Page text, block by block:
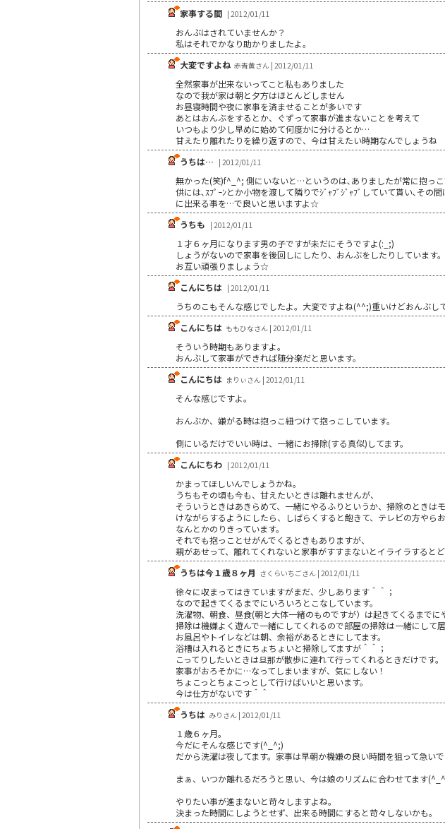
家事する間 | 2012/01/11
おんぶはされていませんか？
私はそれでかなり助かりましたよ。
大変ですよね 赤青黄さん | 2012/01/11
全然家事が出来ないってこと私もありました
なので我が家は朝と夕方はほとんどしません
お昼寝時間や夜に家事を済ませることが多いです
あとはおんぶをするとか、ぐずって家事が進まないことを考えて
いつもより少し早めに始めて何度かに分けるとか…
甘えたり離れたりを繰り返すので、今は甘えたい時期なんでしょうね
うちは… | 2012/01/11
無かった(笑)f^_^; 側にいないと…というのは､ありましたが常に抱っ
供には､ｽﾌﾟｰﾝとか小物を渡して隣りでｼﾞｬﾌﾞｼﾞｬﾌﾞしていて貰い､そ
に出来る事を…で良いと思いますよ☆
うちも | 2012/01/11
１才６ヶ月になります男の子ですが未だにそうですよ(:_;)
しょうがないので家事を後回しにしたり、おんぶをしたりしています。
お互い頑張りましょう☆
こんにちは | 2012/01/11
うちのこもそんな感じでしたよ。大変ですよね(^^;)重いけどおんぶし
こんにちは ももひなさん | 2012/01/11
そういう時期もありますよ。
おんぶして家事ができれば随分楽だと思います。
こんにちは まりぃさん | 2012/01/11
そんな感じですよ。
おんぶか、嫌がる時は抱っこ紐つけて抱っこしています。
側にいるだけでいい時は、一緒にお掃除(する真似)してます。
こんにちわ | 2012/01/11
かまってほしいんでしょうかね。
うちもその頃も今も、甘えたいときは離れませんが、
そういうときはあきらめて、一緒にやるふりというか、掃除のとき
けながらするようにしたら、しばらくすると飽きて、テレビの方や
なんとかのりきっています。
それでも抱っことせがんでくるときもありますが、
親があせって、離れてくれないと家事がすすまないとイライラすると
うちは今１歳８ヶ月 さくらいちごさん | 2012/01/11
徐々に収まってはきていますがまだ、少しあります＾＾；
なので起きてくるまでにいろいろとこなしています。
洗濯物、朝食、昼食(朝と大体一緒のものですが）は起きてくるまでに
掃除は機嫌よく遊んで一緒にしてくれるので部屋の掃除は一緒にして居
お風呂やトイレなどは朝、余裕があるときにしてます。
浴槽は入れるときにちょちょいと掃除してますが＾＾；
こってりしたいときは旦那が散歩に連れて行ってくれるときだけです。
家事がおろそかに…なってしまいますが、気にしない！
ちょこっとちょこっとして行けばいいと思います。
今は仕方がないです＾＾
うちは みりさん | 2012/01/11
１歳６ヶ月。
今だにそんな感じです(^_^;)
だから洗濯は夜してます。家事は早朝か機嫌の良い時間を狙って急い
まぁ、いつか離れるだろうと思い、今は娘のリズムに合わせてます
やりたい事が進まないと苛々しますよね。
決まった時間にしようとせず、出来る時間にすると苛々しないかも。